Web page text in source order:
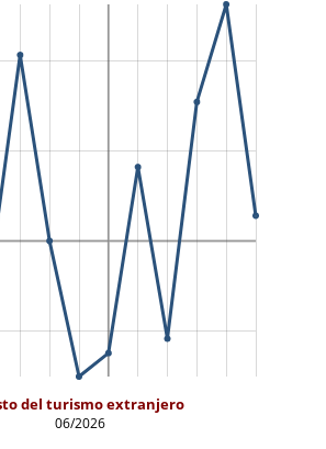
del turismo extranjero
06/2026